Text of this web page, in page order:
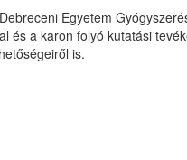
Egyetem
és a karon folyó kutatási
is.